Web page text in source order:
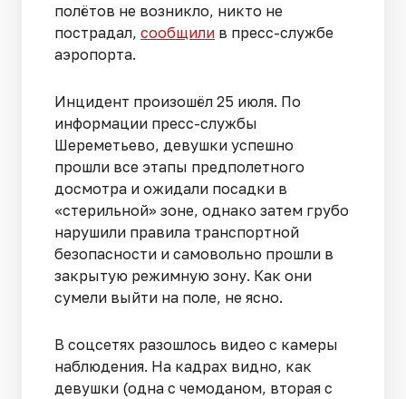
полётов не возникло, никто не
пострадал, сообщили в пресс-службе
аэропорта.
Инцидент произошёл 25 июля. По
информации пресс-службы
Шереметьево, девушки успешно
прошли все этапы предполетного
досмотра и ожидали посадки в
«стерильной» зоне, однако затем грубо
нарушили правила транспортной
безопасности и самовольно прошли в
закрытую режимную зону. Как они
сумели выйти на поле, не ясно.
В соцсетях разошлось видео с камеры
наблюдения. На кадрах видно, как
девушки (одна с чемоданом, вторая с